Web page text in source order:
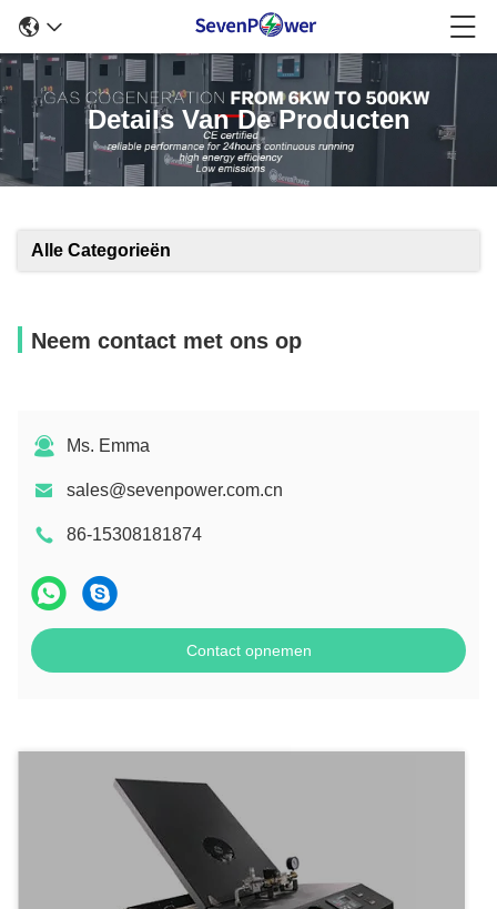
Details Van De Producten
Alle Categorieën
Neem contact met ons op
Ms. Emma
sales@sevenpower.com.cn
86-15308181874
Contact opnemen